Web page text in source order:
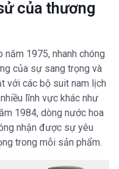
của thương
1975, nhanh chóng
của sự sang trọng và
với các bộ suit nam lịch
lĩnh vực khác như
1984, dòng nước hoa
nhận được sự yêu
trong mỗi sản phẩm.